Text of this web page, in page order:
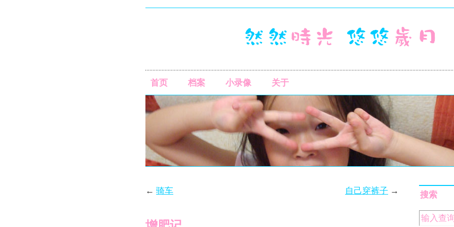
首页 档案 小录像 关于
← 骑车 自己穿裤子 → 搜索